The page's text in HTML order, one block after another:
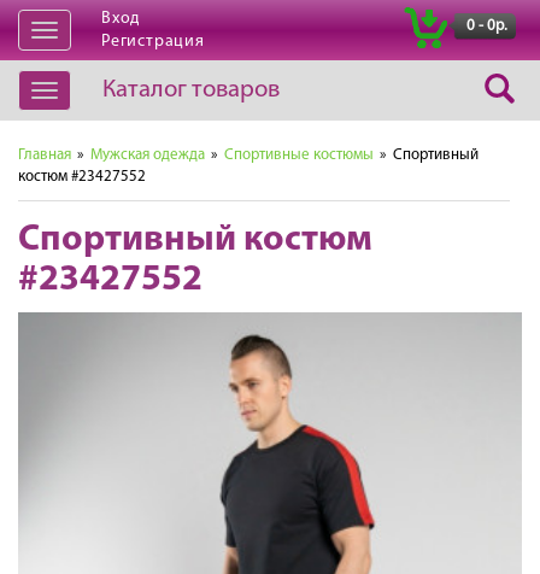
Открыть
навигацию
Вход
Регистрация
0 - 0р.
Открыть
навигацию
Каталог товаров
Главная » Мужская одежда » Спортивные костюмы » Спортивный
костюм #23427552
Спортивный костюм
#23427552